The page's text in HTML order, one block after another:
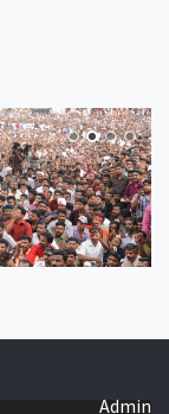
Admin